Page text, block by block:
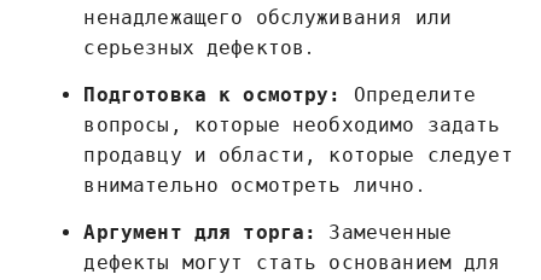
ненадлежащего обслуживания или
серьезных дефектов․
Подготовка к осмотру:
Определите
вопросы‚ которые необходимо задать
продавцу и области‚ которые следует
внимательно осмотреть лично․
Аргумент для торга:
Замеченные
дефекты могут стать основанием для